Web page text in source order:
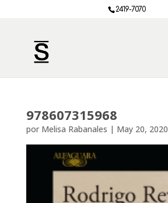
2419-7070
978607315968
por Melisa Rabanales | May 20, 2020